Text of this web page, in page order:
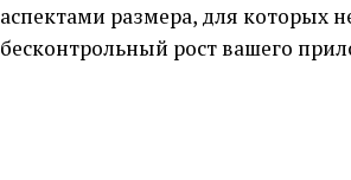
аспектами размера, для которых
бесконтрольный рост вашего